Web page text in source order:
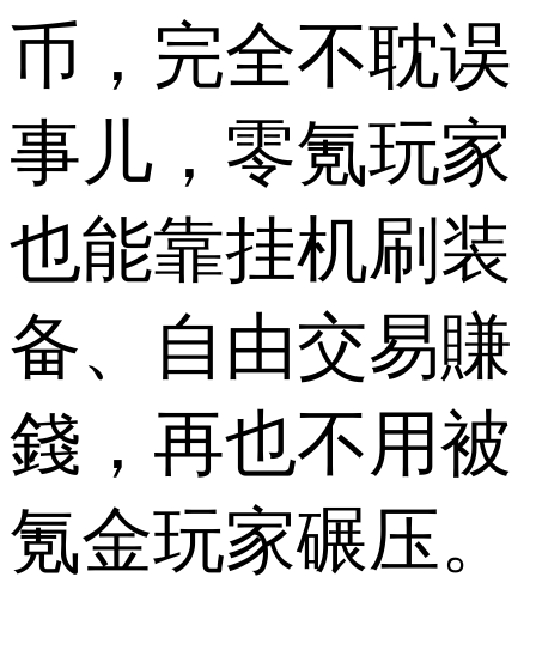
币，完全不耽误
事儿，零氪玩家
也能靠挂机刷装
备、自由交易賺
錢，再也不用被
氪金玩家碾压。